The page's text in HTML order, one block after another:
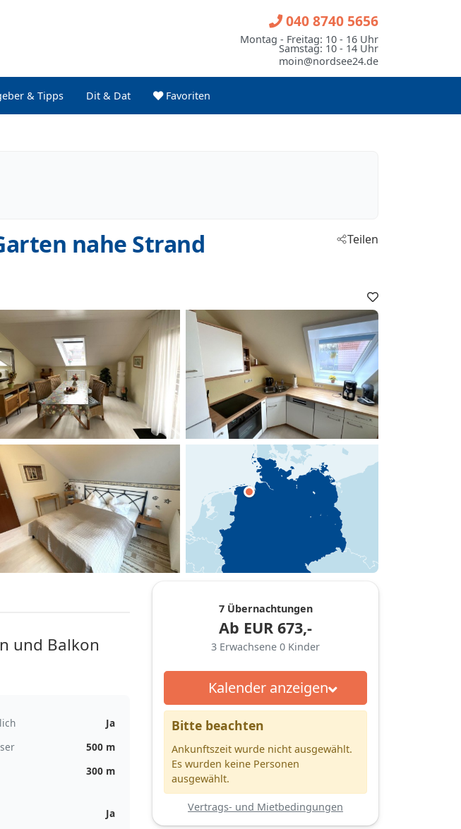
& Tipps Dit & Dat Favoriten
040 8740 5656
Montag - Freitag: 10 - 16 Uhr
Samstag: 10 - 14 Uhr
moin@nordsee24.de
nahe Strand Teilen
und Balkon
Ja
500 m
300 m
Ja
7 Übernachtungen
Ab EUR 673,-
3 Erwachsene 0 Kinder
Kalender anzeigen
Bitte beachten
Ankunftszeit wurde nicht ausgewählt.
Es wurden keine Personen
ausgewählt.
Vertrags- und Mietbedingungen